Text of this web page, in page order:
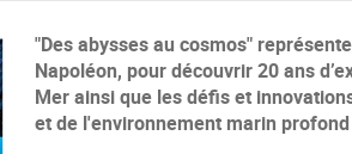
"Des abysses au cosmos"
Napoléon, pour découvrir 20 ans
Mer ainsi que les défis et
et de l'environnement marin profond